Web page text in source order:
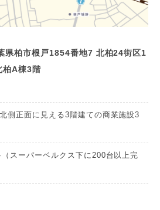
県柏市根戸1854番地7 北柏24街区1
柏A棟3階
側正面に見える3階建ての商業施設3
スーパーベルクス下に200台以上完